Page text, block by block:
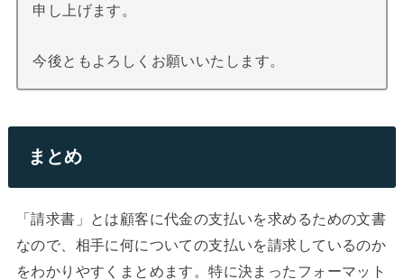
申し上げます。
今後ともよろしくお願いいたします。
まとめ
「請求書」とは顧客に代金の支払いを求めるための文書
なので、相手に何についての支払いを請求しているのか
をわかりやすくまとめます。特に決まったフォーマット